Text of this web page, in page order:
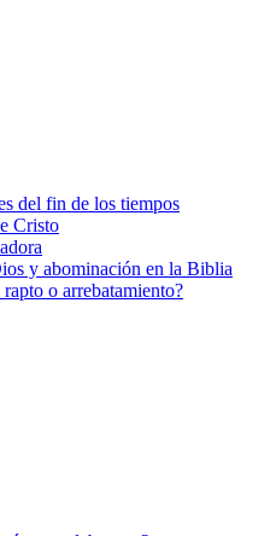
del fin de los tiempos
Cristo
y abominación en la Biblia
o arrebatamiento?